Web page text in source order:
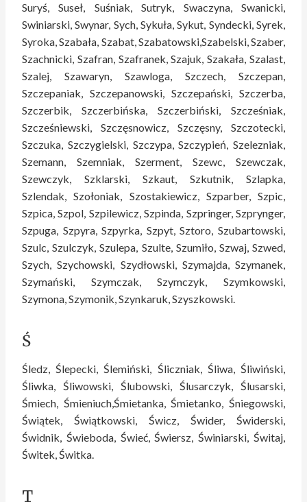
Suryś, Suseł, Suśniak, Sutryk, Swaczyna, Swanicki,
Swiniarski, Swynar, Sych, Sykuła, Sykut, Syndecki, Syrek,
Syroka, Szabała, Szabat, Szabatowski,Szabelski, Szaber,
Szachnicki, Szafran, Szafranek, Szajuk, Szakała, Szalast,
Szalej, Szawaryn, Szawloga, Szczech, Szczepan,
Szczepaniak, Szczepanowski, Szczepański, Szczerba,
Szczerbik, Szczerbińska, Szczerbiński, Szcześniak,
Szcześniewski, Szczęsnowicz, Szczęsny, Szczotecki,
Szczuka, Szczygielski, Szczypa, Szczypień, Szelezniak,
Szemann, Szemniak, Szerment, Szewc, Szewczak,
Szewczyk, Szklarski, Szkaut, Szkutnik, Szlapka,
Szlendak, Szołoniak, Szostakiewicz, Szparber, Szpic,
Szpica, Szpol, Szpilewicz, Szpinda, Szpringer, Szprynger,
Szpuga, Szpyra, Szpyrka, Szpyt, Sztoro, Szubartowski,
Szulc, Szulczyk, Szulepa, Szulte, Szumiło, Szwaj, Szwed,
Szych, Szychowski, Szydłowski, Szymajda, Szymanek,
Szymański, Szymczak, Szymczyk, Szymkowski,
Szymona, Szymonik, Szynkaruk, Szyszkowski.
Ś
Śledz, Ślepecki, Ślemiński, Śliczniak, Śliwa, Śliwiński,
Śliwka, Śliwowski, Ślubowski, Ślusarczyk, Ślusarski,
Śmiech, Śmieniuch,Śmietanka, Śmietanko, Śniegowski,
Świątek, Świątkowski, Świcz, Świder, Świderski,
Świdnik, Świeboda, Świeć, Świersz, Świniarski, Świtaj,
Świtek, Świtka.
T